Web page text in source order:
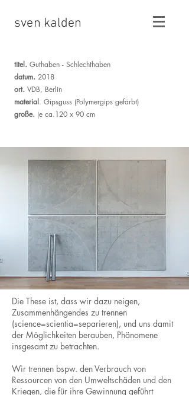
sven kalden
titel. Guthaben - Schlechthaben
datum. 2018
ort. VDB, Berlin
material. Gipsguss (Polymergips gefärbt)
große. je ca.120 x 90 cm
Die These ist, dass wir dazu neigen,
Zusammenhängendes zu trennen
(science=scientia=separieren), und uns damit
der Möglichkeiten berauben, Phänomene
insgesamt zu betrachten.
Wir trennen bspw. den Verbrauch von
Ressourcen von den Umweltschäden und den
Kriegen, die für ihre Gewinnung geführt